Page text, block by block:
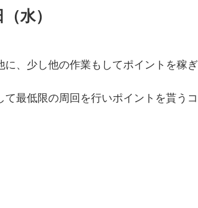
水）
、少し他の作業もしてポイントを稼ぎ
最低限の周回を行いポイントを貰うコ